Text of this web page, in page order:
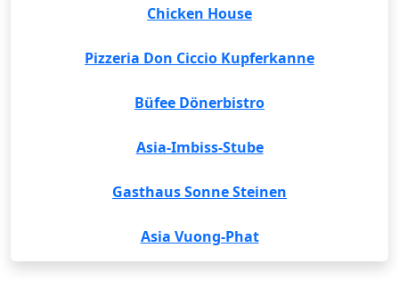
Chicken House
Pizzeria Don Ciccio Kupferkanne
Büfee Dönerbistro
Asia-Imbiss-Stube
Gasthaus Sonne Steinen
Asia Vuong-Phat